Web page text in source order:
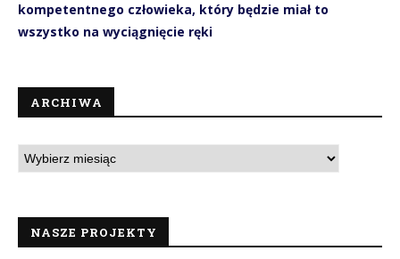
kompetentnego człowieka, który będzie miał to
wszystko na wyciągnięcie ręki
ARCHIWA
NASZE PROJEKTY